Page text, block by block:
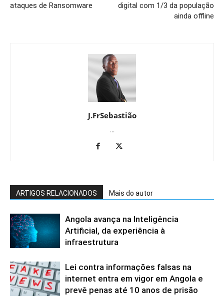
ataques de Ransomware
digital com 1/3 da população
ainda offline
J.FrSebastião
...
ARTIGOS RELACIONADOS Mais do autor
Angola avança na Inteligência
Artificial, da experiência à
infraestrutura
Lei contra informações falsas na
internet entra em vigor em Angola e
prevê penas até 10 anos de prisão